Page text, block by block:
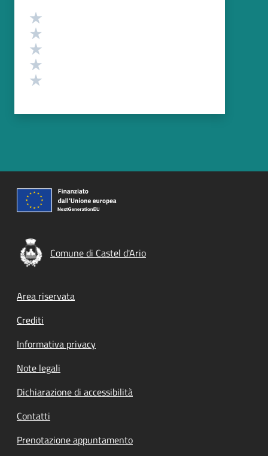
Valutazione
Comune di Castel d'Ario
Footer menu
Area riservata
Crediti
Informativa privacy
Note legali
Dichiarazione di accessibilità
Contatti
Prenotazione appuntamento